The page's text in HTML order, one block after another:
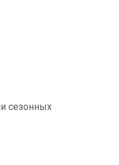
сезонных